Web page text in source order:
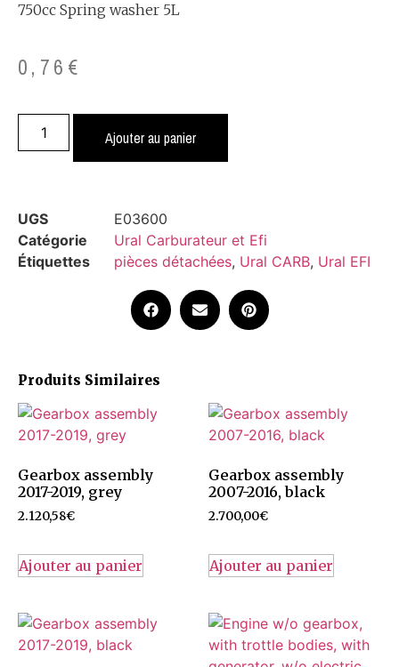
750cc Spring washer 5L
0,76 €
Ajouter au panier
UGS
E03600
Catégorie
Ural Carburateur et Efi
Étiquettes
pièces détachées, Ural CARB, Ural EFI
Produits Similaires
Gearbox assembly
2017-2019, grey
2.120,58€
Ajouter au panier
Gearbox assembly
2007-2016, black
2.700,00€
Ajouter au panier